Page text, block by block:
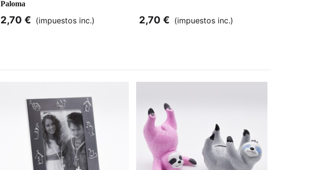
Paloma
2,70 € (impuestos inc.) 2,70 € (impuestos inc.)